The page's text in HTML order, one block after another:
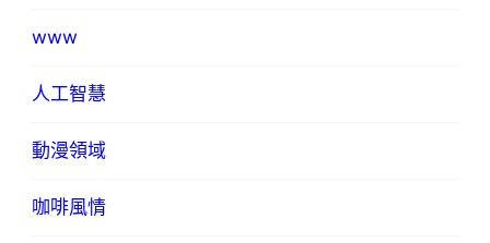
www
人工智慧
動漫領域
咖啡風情